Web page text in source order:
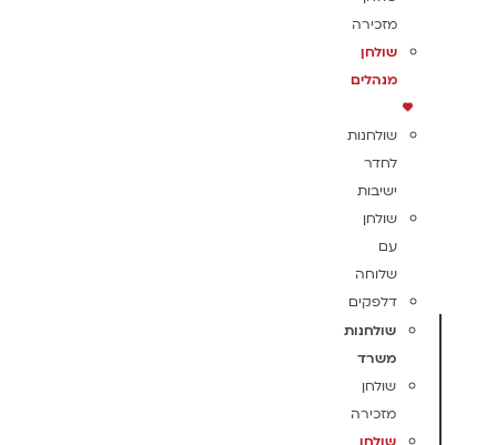
מזכירה
שולחן
מנהלים
שולחנות
לחדר
ישיבות
שולחן
עם
שלוחה
דלפקים
שולחנות
משרד
שולחן
מזכירה